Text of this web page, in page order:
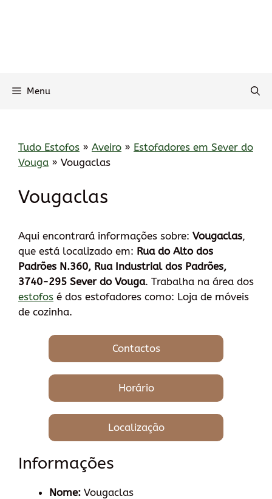
Menu
Tudo Estofos » Aveiro » Estofadores em Sever do
Vouga » Vougaclas
Vougaclas
Aqui encontrará informações sobre: Vougaclas,
que está localizado em: Rua do Alto dos
Padrões N.360, Rua Industrial dos Padrões,
3740-295 Sever do Vouga. Trabalha na área dos
estofos é dos estofadores como: Loja de móveis
de cozinha.
Contactos
Horário
Localização
Informações
Nome: Vougaclas